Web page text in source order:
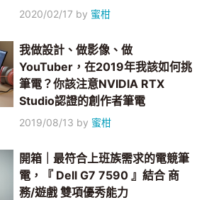
2020/02/17 by 蜜柑
我做設計、做影像、做
YouTuber，在2019年我該如何挑
筆電？你該注意NVIDIA RTX
Studio認證的創作者筆電
2019/08/13 by 蜜柑
開箱｜最符合上班族需求的電競筆
電，『 Dell G7 7590 』結合 商
務/遊戲 雙項優秀能力